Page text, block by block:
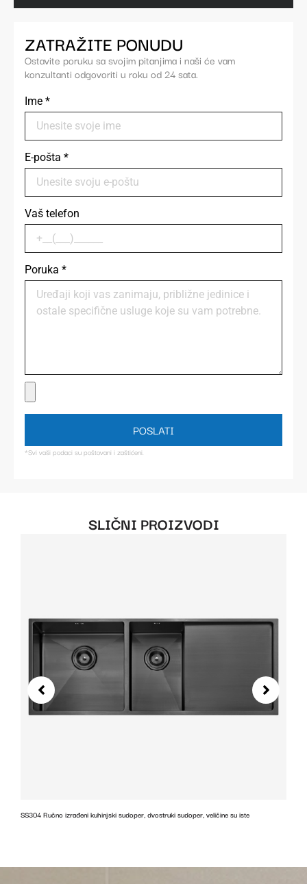
ZATRAŽITE PONUDU
Ostavite poruku sa svojim pitanjima i naši će vam
konzultanti odgovoriti u roku od 24 sata.
Ime *
E-pošta *
Vaš telefon
Poruka *
POSLATI
*Svi vaši podaci su poštovani i zaštićeni.
SLIČNI PROIZVODI
SS304 Ručno izrađeni kuhinjski sudoper, dvostruki sudoper, veličine su iste